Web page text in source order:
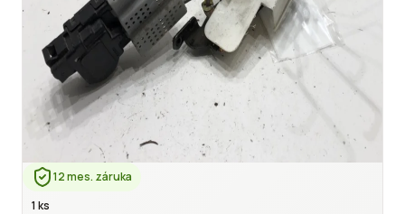
12 mes. záruka
1 ks